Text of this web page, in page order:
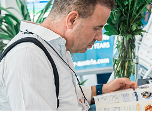
Business in
выставки
каталог
выставках
Официальный
авиаперевозчик